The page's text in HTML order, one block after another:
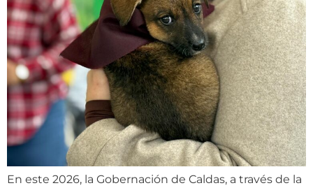
En este 2026, la Gobernación de Caldas, a través de la